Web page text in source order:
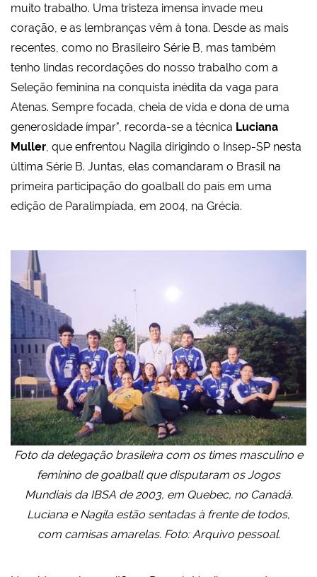
muito trabalho. Uma tristeza imensa invade meu
coração, e as lembranças vêm à tona. Desde as mais
recentes, como no Brasileiro Série B, mas também
tenho lindas recordações do nosso trabalho com a
Seleção feminina na conquista inédita da vaga para
Atenas. Sempre focada, cheia de vida e dona de uma
generosidade ímpar", recorda-se a técnica Luciana
Muller, que enfrentou Nagila dirigindo o Insep-SP nesta
última Série B. Juntas, elas comandaram o Brasil na
primeira participação do goalball do país em uma
edição de Paralimpíada, em 2004, na Grécia.
Foto da delegação brasileira com os times masculino e
feminino de goalball que disputaram os Jogos
Mundiais da IBSA de 2003, em Quebec, no Canadá.
Luciana e Nagila estão sentadas à frente de todos,
com camisas amarelas. Foto: Arquivo pessoal.